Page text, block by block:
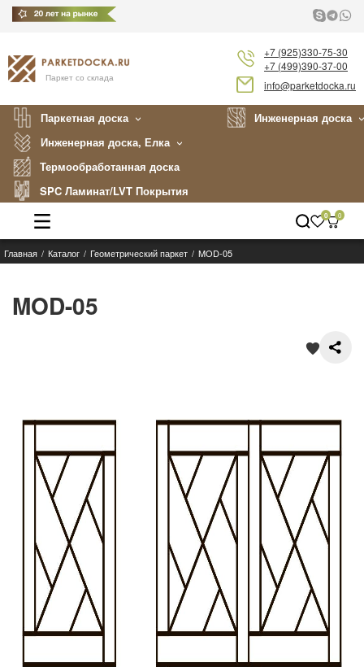
Паркет со склада
+7 (925)330-75-30
+7 (499)390-37-00
info@parketdocka.ru
Паркетная доска
Инженерная доска
Инженерная доска, Елка
Термообработанная доска
SPC Ламинат/LVT Покрытия
Каталог
Покупателям
Акции
Контакты
0 0
Главная Каталог Геометрический паркет MOD-05
MOD-05